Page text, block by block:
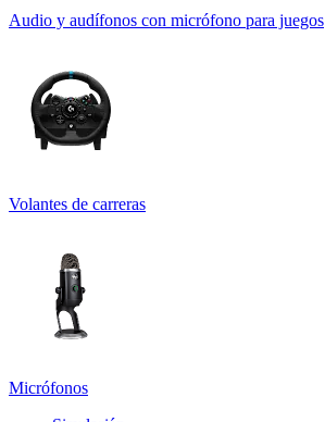
Audio y audífonos con micrófono para juegos
Volantes de carreras
Micrófonos